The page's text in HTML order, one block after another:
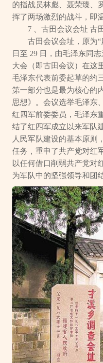
的指战员林彪、聂荣臻、
挥了两场激烈的战斗，即
7 、古田会议会址 古
古田会议会址，原为“
日至 29 日，由毛泽东同
大会（即古田会议）在这
毛泽东代表前委起草的约
第一部分也是最为核心的
思想》。会议选举毛泽东
红四军前委委员，毛泽东
结了红四军成立以来军队
人民军队建设的基本原则
任务，重申了共产党对红
以任何借口削弱共产党对
为军队中的坚强领导和团